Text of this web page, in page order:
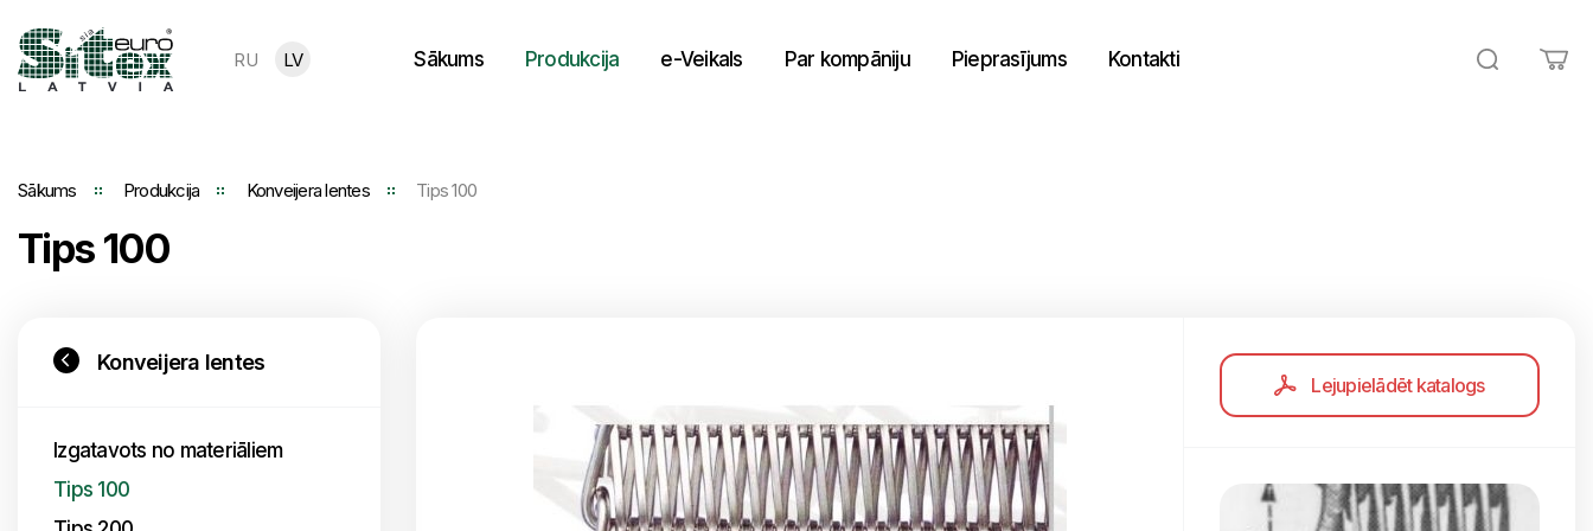
RU LV Sākums Produkcija e-Veikals Par kompāniju Pieprasījums Kontakti
Sākums Produkcija Konveijera lentes Tips 100
Tips 100
Konveijera lentes
Izgatavots no materiāliem
Tips 100
Lejupielādēt katalogs